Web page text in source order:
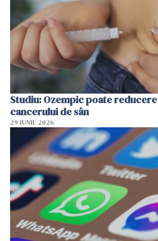
Studiu: Ozempic poate
cancerului de sân
29 IUNIE 2026